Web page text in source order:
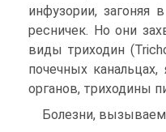
инфузории, загоняя
ресничек. Но они
виды триходин
почечных
органов, триходины
Болезни,